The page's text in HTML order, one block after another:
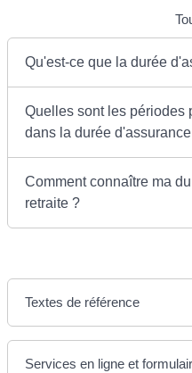
Qu'est-ce que la durée
Quelles sont les périodes
dans la durée
Comment connaître ma
retraite ?
Textes de référence
Services en ligne et